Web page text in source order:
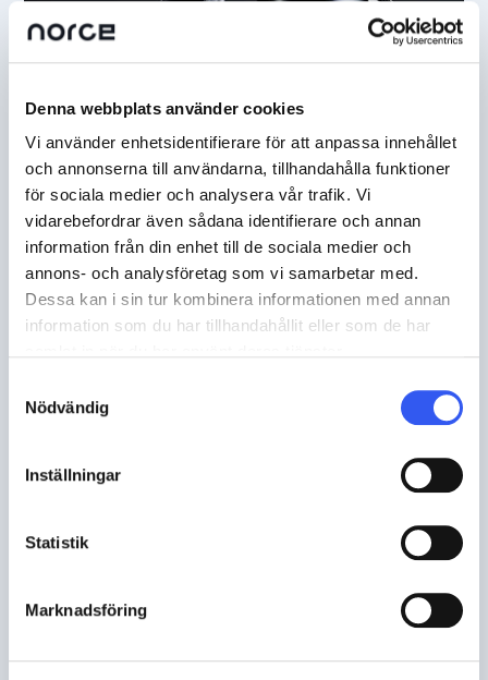
Denna webbplats använder cookies
Vi använder enhetsidentifierare för att anpassa innehållet
och annonserna till användarna, tillhandahålla funktioner
för sociala medier och analysera vår trafik. Vi
vidarebefordrar även sådana identifierare och annan
information från din enhet till de sociala medier och
annons- och analysföretag som vi samarbetar med.
Dessa kan i sin tur kombinera informationen med annan
information som du har tillhandahållit eller som de har
Nödvändig
Inställningar
Statistik
Marknadsföring
När tradition möter teknik –
Heidenreich satsar på framtidens
e-handel